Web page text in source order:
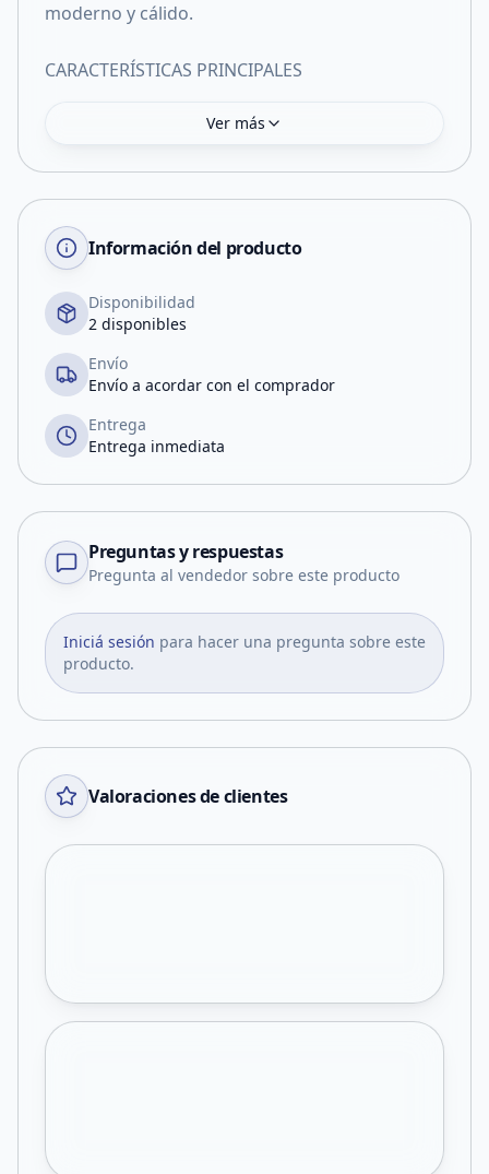
moderno y cálido.
CARACTERÍSTICAS PRINCIPALES
Ver más
Información del producto
Disponibilidad
2 disponibles
Envío
Envío a acordar con el comprador
Entrega
Entrega inmediata
Preguntas y respuestas
Pregunta al vendedor sobre este producto
Iniciá sesión para hacer una pregunta sobre este
producto.
Valoraciones de clientes